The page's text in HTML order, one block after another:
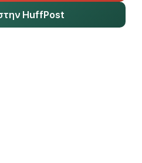
HuffPost